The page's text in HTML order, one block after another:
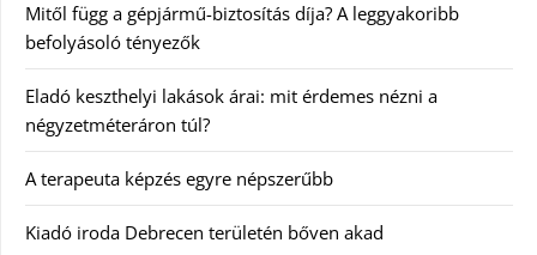
Mitől függ a gépjármű-biztosítás díja? A leggyakoribb
befolyásoló tényezők
Eladó keszthelyi lakások árai: mit érdemes nézni a
négyzetméteráron túl?
A terapeuta képzés egyre népszerűbb
Kiadó iroda Debrecen területén bőven akad